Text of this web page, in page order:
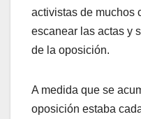
activistas de muchos
escanear las actas y
de la oposición.
A medida que se
oposición estaba